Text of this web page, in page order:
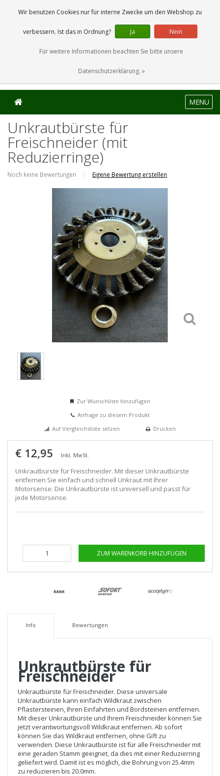
0 Artikel
MENU
Unkrautbürste für
Freischneider (mit
Reduzierringe)
Noch keine Bewertungen | Eigene Bewertung erstellen
Zur Wunschliste hinzufügen
Anfrage zu diesem Produkt
Auf Vergleichsliste setzen
Drucken
€ 12,95 Inkl. MwSt.
Unkrautbürste für Freischneider. Mit dieser Unkrautbürste
entfernen Sie einfach und schnell Unkraut mit Ihrer
Motorsense. Die Unkrautbürste ist universell und passt für
jede Motorsense.
ZUM WARENKORB HINZUFÜGEN
Info Bewertungen
Unkrautbürste für
Freischneider
Unkrautbürste für Freischneider. Diese universale
Unkrautbürste kann einfach Wildkraut zwischen
Pflastersteinen, Ihren Einfahrten und Bordsteinen entfernen.
Mit dieser Unkrautbürste und Ihrem Freischneider können Sie
jetzt verantwortungsvoll Wildkraut entfernen. Ab sofort
können Sie das Wildkraut entfernen, ohne Gift zu
verwenden. Diese Unkrautbürste ist für alle Freischneider mit
eine geraden Stamm geeignet, da dies mit einer Reduzierring
geliefert wird. Damit ist es möglich, die Bohrung von 25.4mm
zu reduzieren bis 20.0mm.
Wir benutzen Cookies nur für interne Zwecke um den Webshop zu
verbessern. Ist das in Ordnung? Ja Nein
Für weitere Informationen beachten Sie bitte unsere
Datenschutzerklärung. »